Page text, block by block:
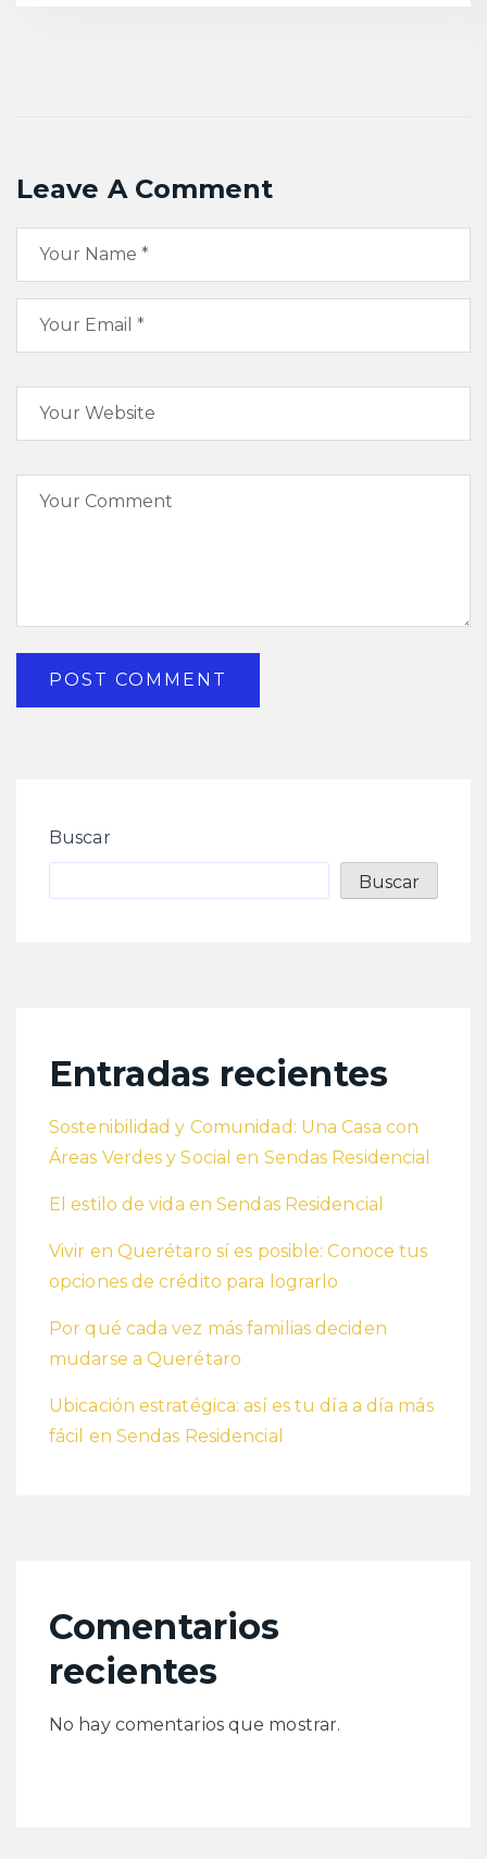
Leave A Comment
Buscar
Buscar
Entradas recientes
Sostenibilidad y Comunidad: Una Casa con
Áreas Verdes y Social en Sendas Residencial
El estilo de vida en Sendas Residencial
Vivir en Querétaro sí es posible: Conoce tus
opciones de crédito para lograrlo
Por qué cada vez más familias deciden
mudarse a Querétaro
Ubicación estratégica: así es tu día a día más
fácil en Sendas Residencial
Comentarios
recientes
No hay comentarios que mostrar.